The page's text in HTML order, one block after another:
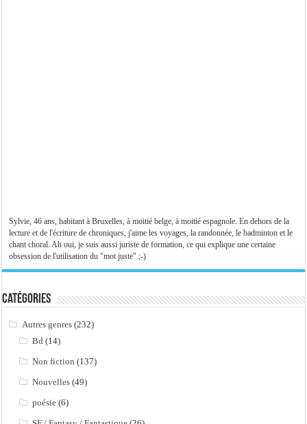
Sylvie, 46 ans, habitant à Bruxelles, à moitié belge, à moitié espagnole. En dehors de la
lecture et de l'écriture de chroniques, j'aime les voyages, la randonnée, le badminton et le
chant choral. Ah oui, je suis aussi juriste de formation, ce qui explique une certaine
obsession de l'utilisation du "mot juste" ;-)
Catégories
Autres genres (232)
Bd (14)
Non fiction (137)
Nouvelles (49)
poésie (6)